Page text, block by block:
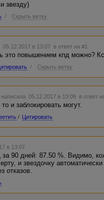
звезду)
/ Скрыть ветку
05.12.2017 в 13:07 в ответ на #1
это повышением кпд можно?
/ Скрыть ветку
написала 05.12.2017 в 13:09 в ответ
и заблокировать могут.
/ Цитировать
в 13:07
90 дней: 87.50 %. Видимо,
и звездочку
отказов.